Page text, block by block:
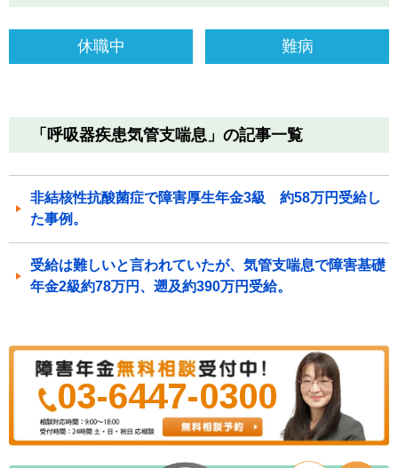
休職中 難病
「呼吸器疾患気管支喘息」の記事一覧
非結核性抗酸菌症で障害厚生年金3級 約58万円受給し
た事例。
受給は難しいと言われていたが、気管支喘息で障害基礎
年金2級約78万円、遡及約390万円受給。
03-6447-0300